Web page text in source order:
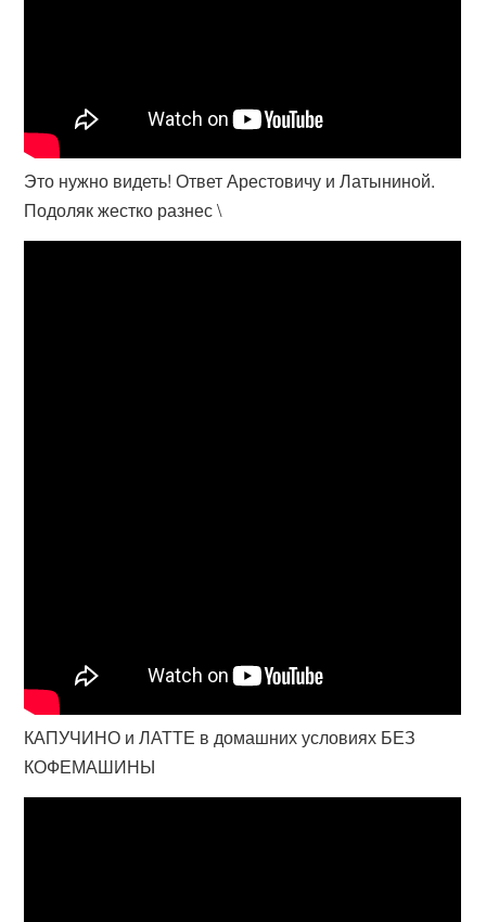
Это нужно видеть! Ответ Арестовичу и Латыниной.
Подоляк жестко разнес \
КАПУЧИНО и ЛАТТЕ в домашних условиях БЕЗ
КОФЕМАШИНЫ